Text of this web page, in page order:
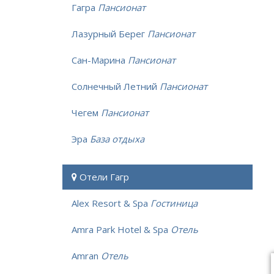
Гагра Пансионат
Лазурный Берег Пансионат
Сан-Марина Пансионат
Солнечный Летний Пансионат
Чегем Пансионат
Эра База отдыха
Отели Гагр
Alex Resort & Spa Гостиница
Amra Park Hotel & Spa Отель
Amran Отель